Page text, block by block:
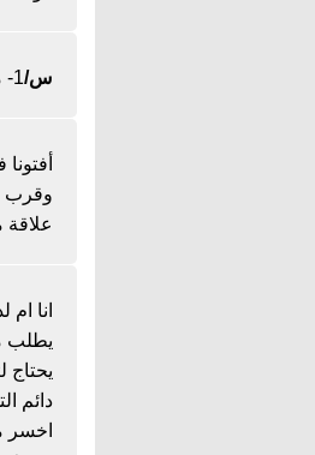
س/1- ما هي الجنابة؟
وقرب
انا
يطلب
يحتاج
دائم
اخسر